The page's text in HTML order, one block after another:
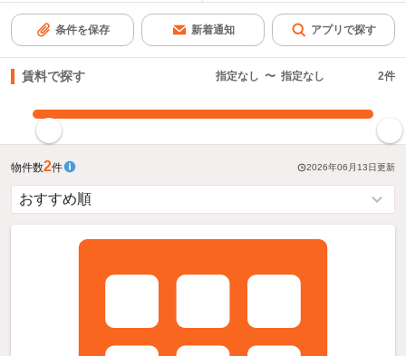
条件を保存 新着通知 アプリで探す
賃料で探す 指定なし 〜 指定なし 2件
物件数2件 2026年06月13日更新